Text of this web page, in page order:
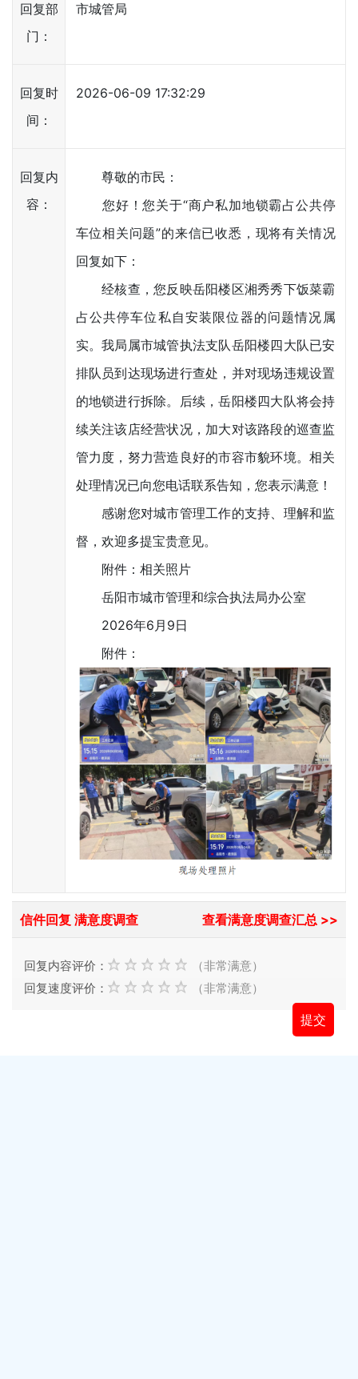
回复部
门：
市城管局
回复时
间：
2026-06-09 17:32:29
回复内
容：
尊敬的市民：
您好！您关于“商户私加地锁霸占公共停
车位相关问题”的来信已收悉，现将有关情况
回复如下：
经核查，您反映岳阳楼区湘秀秀下饭菜霸
占公共停车位私自安装限位器的问题情况属
实。我局属市城管执法支队岳阳楼四大队已安
排队员到达现场进行查处，并对现场违规设置
的地锁进行拆除。后续，岳阳楼四大队将会持
续关注该店经营状况，加大对该路段的巡查监
管力度，努力营造良好的市容市貌环境。相关
处理情况已向您电话联系告知，您表示满意！
感谢您对城市管理工作的支持、理解和监
督，欢迎多提宝贵意见。
附件：相关照片
岳阳市城市管理和综合执法局办公室
2026年6月9日
附件：
信件回复 满意度调查 查看满意度调查汇总 >>
回复内容评价：
（非常满意）
回复速度评价：
（非常满意）